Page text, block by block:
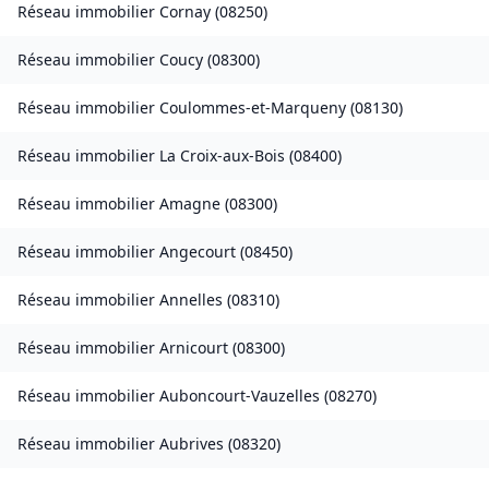
Réseau immobilier Cornay (08250)
Réseau immobilier Coucy (08300)
Réseau immobilier Coulommes-et-Marqueny (08130)
Réseau immobilier La Croix-aux-Bois (08400)
Réseau immobilier Amagne (08300)
Réseau immobilier Angecourt (08450)
Réseau immobilier Annelles (08310)
Réseau immobilier Arnicourt (08300)
Réseau immobilier Auboncourt-Vauzelles (08270)
Réseau immobilier Aubrives (08320)